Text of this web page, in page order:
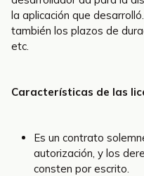
la aplicación que
también los plazos de
etc.
Características de las
Es un contrato
autorización, y los
consten por escrito.